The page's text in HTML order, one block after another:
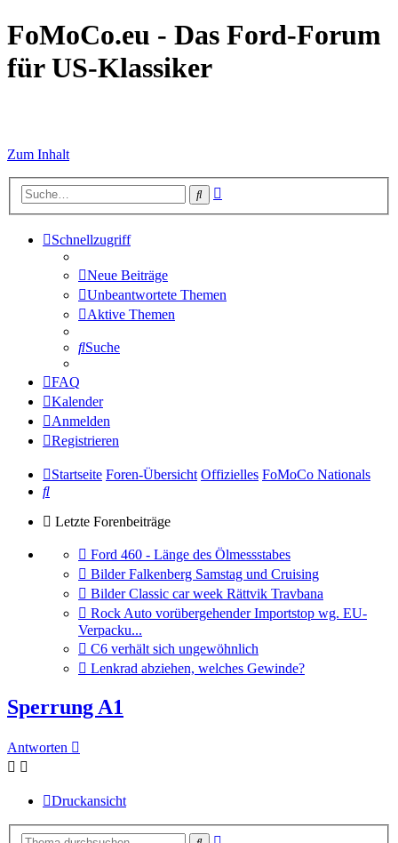
FoMoCo.eu - Das Ford-Forum
für US-Klassiker
Zum Inhalt
Suche
Schnellzugriff
Neue Beiträge
Unbeantwortete Themen
Aktive Themen
Suche
FAQ
Kalender
Anmelden
Registrieren
Startseite Foren-Übersicht Offizielles FoMoCo Nationals
Suche
Letzte Forenbeiträge
Gehe
zum
letzten
Beitrag
Ford 460 - Länge des Ölmessstabes
Gehe
zum
letzten
Beitrag
Bilder Falkenberg Samstag und Cruising
Gehe
zum
letzten
Beitrag
Bilder Classic car week Rättvik Travbana
Gehe
zum
letzten
Beitrag
Rock Auto vorübergehender Importstop wg. EU-
Verpacku...
Gehe
zum
letzten
C6 verhält sich ungewöhnlich
Gehe
letzten
Beitrag
Lenkrad abziehen, welches Gewinde?
Sperrung A1
Antworten
Druckansicht